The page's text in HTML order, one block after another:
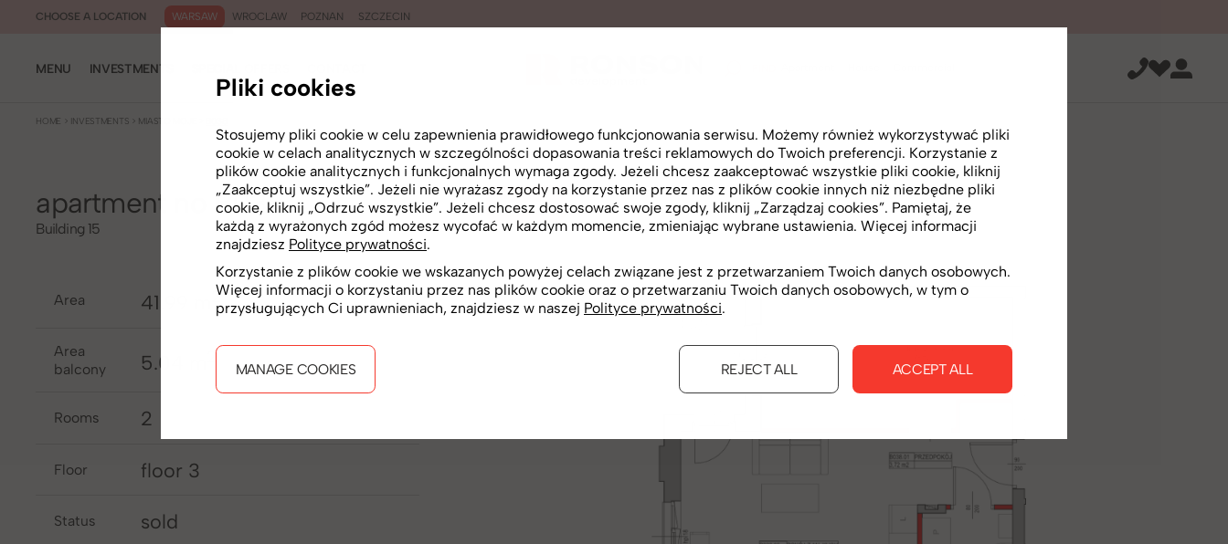
CHOOSE A LOCATION WARSAW WROCLAW POZNAN SZCZECIN
MENU INVESTMENTS
HOME > INVESTMENTS > MIASTO MOJE
apartment no B038
Building 15
area 41.99 m 2
Area
balcony
5.04 m 2
floor floor 3
rooms 2
Status sold
2d view
Pliki cookies
Stosujemy pliki cookie w celu zapewnienia prawidłowego funkcjonowania serwisu. Możemy również wykorzystywać pliki
cookie w celach analitycznych w szczególności dopasowania treści reklamowych do Twoich preferencji. Korzystanie z
plików cookie analitycznych i funkcjonalnych wymaga zgody. Jeżeli chcesz zaakceptować wszystkie pliki cookie, kliknij
„Zaakceptuj wszystkie”. Jeżeli nie wyrażasz zgody na korzystanie przez nas z plików cookie innych niż niezbędne pliki
cookie, kliknij „Odrzuć wszystkie”. Jeżeli chcesz dostosować swoje zgody, kliknij „Zarządzaj cookies”. Pamiętaj, że
każdą z wyrażonych zgód możesz wycofać w każdym momencie, zmieniając wybrane ustawienia. Więcej informacji
znajdziesz Polityce prywatności.
Korzystanie z plików cookie we wskazanych powyżej celach związane jest z przetwarzaniem Twoich danych osobowych.
Więcej informacji o korzystaniu przez nas plików cookie oraz o przetwarzaniu Twoich danych osobowych, w tym o
przysługujących Ci uprawnieniach, znajdziesz w naszej Polityce prywatności.
MANAGE COOKIES REJECT ALL ACCEPT ALL